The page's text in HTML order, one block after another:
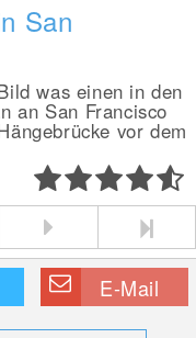
San
was einen in den
an San Francisco
vor dem
E-Mail